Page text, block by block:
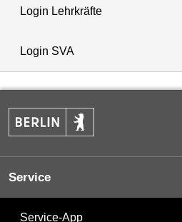
Login Lehrkräfte
Login SVA
Service
Service-App